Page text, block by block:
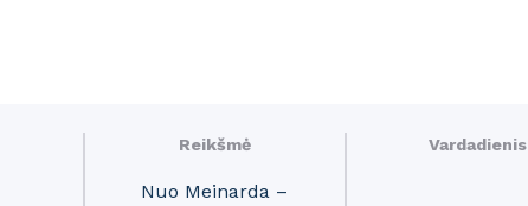
Reikšmė
Nuo Meinarda –
Vardadienis